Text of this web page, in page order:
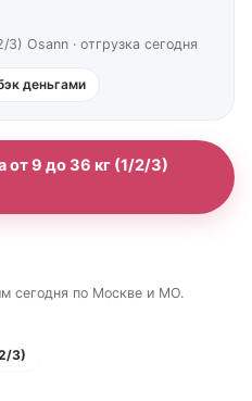
Osann · отгрузка сегодня
деньгами
от 9 до 36 кг (1/2/3)
сегодня по Москве и МО.
3)